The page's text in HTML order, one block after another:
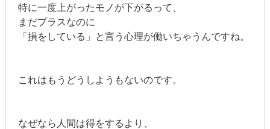
特に一度上がったモノが下がるって、
まだプラスなのに
「損をしている」と言う心理が働いちゃうんですね。
これはもうどうしようもないのです。
なぜなら人間は得をするより、